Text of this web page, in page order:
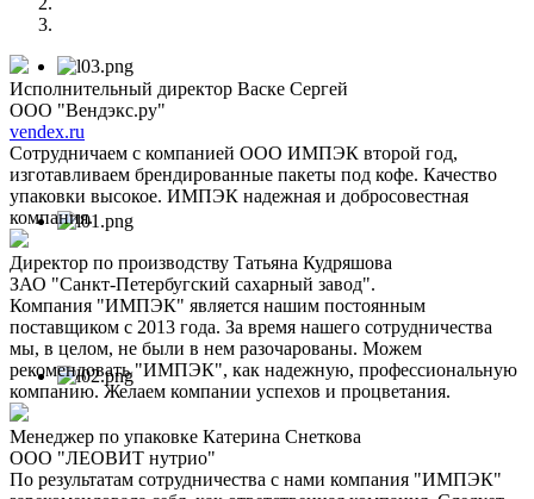
Исполнительный директор Васке Сергей
ООО "Вендэкс.ру"
vendex.ru
Сотрудничаем с компанией ООО ИМПЭК второй год,
изготавливаем брендированные пакеты под кофе. Качество
упаковки высокое. ИМПЭК надежная и добросовестная
компания.
Директор по производству Татьяна Кудряшова
ЗАО "Санкт-Петербугский сахарный завод".
Компания "ИМПЭК" является нашим постоянным
поставщиком с 2013 года. За время нашего сотрудничества
мы, в целом, не были в нем разочарованы. Можем
рекомендовать "ИМПЭК", как надежную, профессиональную
компанию. Желаем компании успехов и процветания.
Менеджер по упаковке Катерина Снеткова
ООО "ЛЕОВИТ нутрио"
По результатам сотрудничества с нами компания "ИМПЭК"